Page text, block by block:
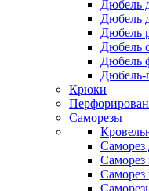
Дюбель
Дюбель
Дюбель
Дюбель
Дюбель
Дюбель-
Крюки
Саморезы
Саморез
Саморез
Саморез